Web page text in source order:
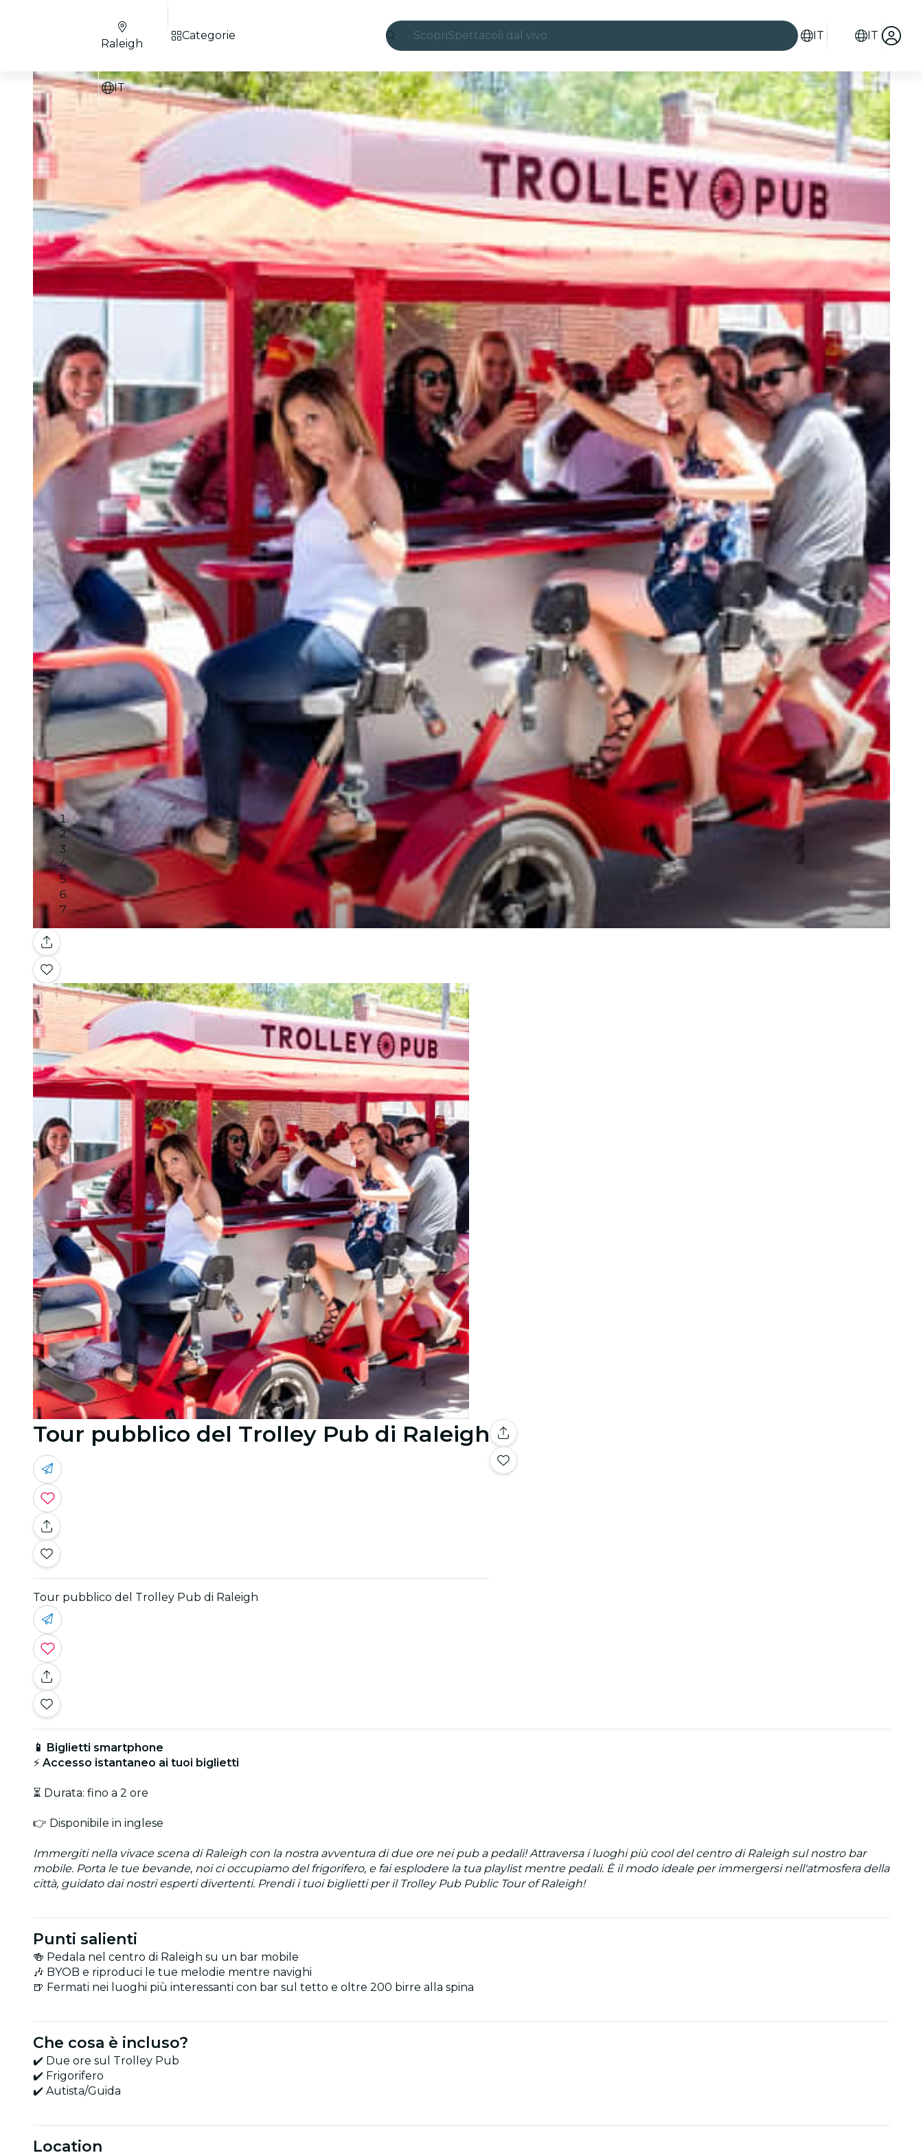
ScopriSpettacoli dal vivo
Candlelight
Londra
Esperienze e città
Mostre
Seoul
Tour città
Concerti
Ristoranti
Cinema
IT IT
Raleigh
IT
Categorie
Galleria
Tour pubblico del Trolley Pub di Raleigh
Tour pubblico del Trolley Pub di Raleigh
📱 Biglietti smartphone
⚡ Accesso istantaneo ai tuoi biglietti
⏳ Durata: fino a 2 ore
👉 Disponibile in inglese
Immergiti nella vivace scena di Raleigh con la nostra avventura di due ore nei pub a pedali! Attraversa i luoghi più cool del centro di Raleigh sul nostro bar
mobile. Porta le tue bevande, noi ci occupiamo del frigorifero, e fai esplodere la tua playlist mentre pedali. È il modo ideale per immergersi nell'atmosfera della
città, guidato dai nostri esperti divertenti. Prendi i tuoi biglietti per il Trolley Pub Public Tour of Raleigh!
Punti salienti
🍻 Pedala nel centro di Raleigh su un bar mobile
🎶 BYOB e riproduci le tue melodie mentre navighi
🍺 Fermati nei luoghi più interessanti con bar sul tetto e oltre 200 birre alla spina
Che cosa è incluso?
✔️ Due ore sul Trolley Pub
✔️ Frigorifero
✔️ Autista/Guida
Location